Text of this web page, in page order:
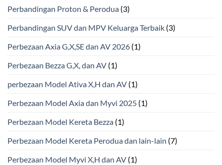
Perbandingan Proton & Perodua (3)
Perbandingan SUV dan MPV Keluarga Terbaik (3)
Perbezaan Axia G,X,SE dan AV 2026 (1)
Perbezaan Bezza G,X, dan AV (1)
perbezaan Model Ativa X,H dan AV (1)
Perbezaan Model Axia dan Myvi 2025 (1)
Perbezaan Model Kereta Bezza (1)
Perbezaan Model Kereta Perodua dan lain-lain (7)
Perbezaan Model Myvi X,H dan AV (1)